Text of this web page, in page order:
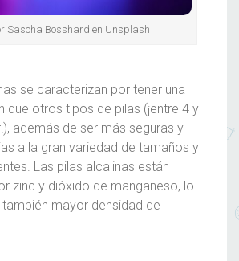
Sascha Bosshard en Unsplash
se caracterizan por tener una
que otros tipos de pilas (¡entre 4 y
además de ser más seguras y
a la gran variedad de tamaños y
Las pilas alcalinas están
zinc y dióxido de manganeso, lo
mayor densidad de